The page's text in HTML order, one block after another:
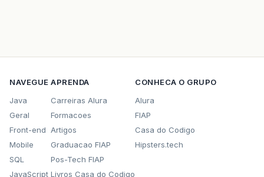
NAVEGUE
Java
Geral
Front-end
Mobile
SQL
JavaScript
APRENDA
Carreiras Alura
Formacoes
Artigos
Graduacao FIAP
Pos-Tech FIAP
Livros Casa do Codigo
CONHECA O GRUPO
Alura
FIAP
Casa do Codigo
Hipsters.tech